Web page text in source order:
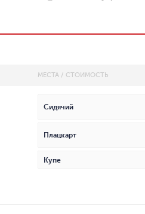
МЕСТА / СТОИМОСТЬ
Сидячий
Плацкарт
Купе